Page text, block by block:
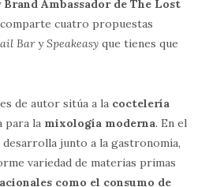
Brand Ambassador de The Lost
cuatro propuestas
BarySpeakeasy que tienes que
de autor sitúa a la coctelería
para la mixología moderna. En el
desarrolla junto a la gastronomía,
variedad de materias primas
como el consumo de